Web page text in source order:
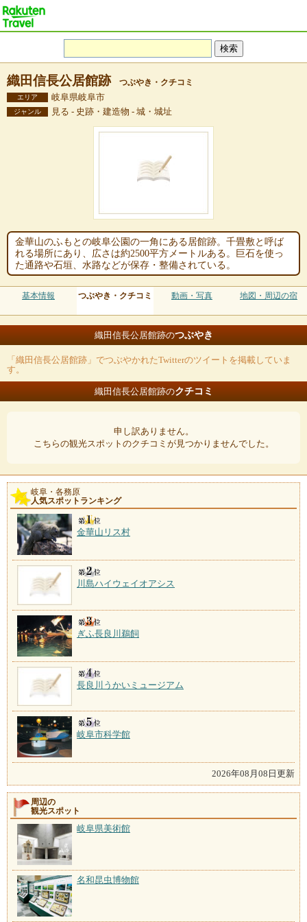
織田信長公居館跡 つぶやき・クチコミ
エリア 岐阜県岐阜市
ジャンル 見る - 史跡・建造物 - 城・城址
金華山のふもとの岐阜公園の一角にある居館跡。千畳敷と呼ば
れる場所にあり、広さは約2500平方メートルある。巨石を使っ
た通路や石垣、水路などが保存・整備されている。
基本情報 つぶやき・クチコミ 動画・写真 地図・周辺の宿
織田信長公居館跡のつぶやき
「織田信長公居館跡」でつぶやかれたTwitterのツイートを掲載していま
す。
織田信長公居館跡のクチコミ
申し訳ありません。
こちらの観光スポットのクチコミが見つかりませんでした。
岐阜・各務原
人気スポットランキング
金華山リス村
川島ハイウェイオアシス
ぎふ長良川鵜飼
長良川うかいミュージアム
岐阜市科学館
2026年08月08日更新
周辺の
観光スポット
岐阜県美術館
名和昆虫博物館